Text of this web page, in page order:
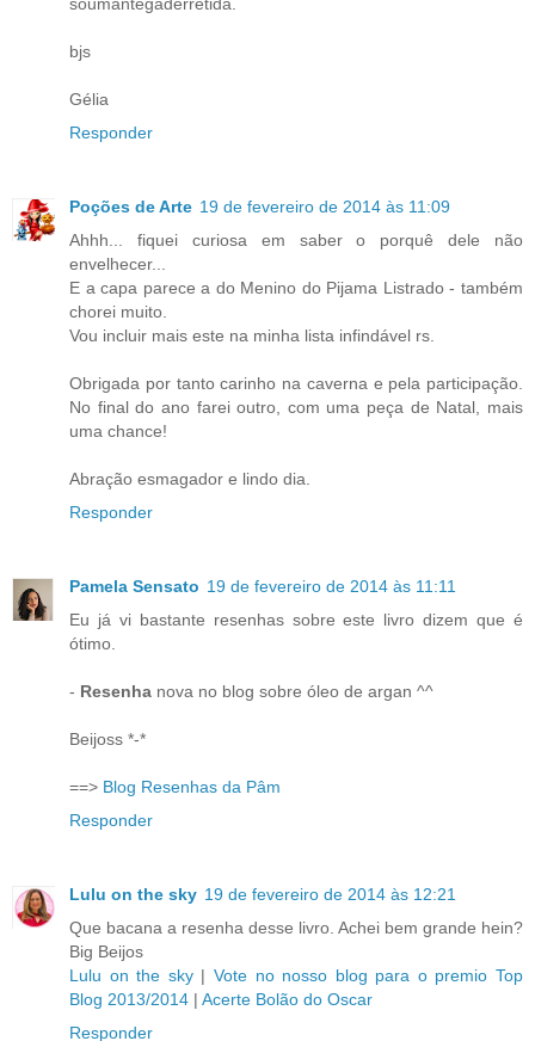
bjs
Gélia
Responder
Poções de Arte 19 de fevereiro de 2014 às 11:09
Ahhh... fiquei curiosa em saber o porquê dele não
envelhecer...
E a capa parece a do Menino do Pijama Listrado - também
chorei muito.
Vou incluir mais este na minha lista infindável rs.
Obrigada por tanto carinho na caverna e pela participação.
No final do ano farei outro, com uma peça de Natal, mais
uma chance!
Abração esmagador e lindo dia.
Responder
Pamela Sensato 19 de fevereiro de 2014 às 11:11
Eu já vi bastante resenhas sobre este livro dizem que é
ótimo.
- Resenha nova no blog sobre óleo de argan ^^
Beijoss *-*
==> Blog Resenhas da Pâm
Responder
Lulu on the sky 19 de fevereiro de 2014 às 12:21
Que bacana a resenha desse livro. Achei bem grande hein?
Big Beijos
Lulu on the sky| Vote no nosso blog para o premio Top
Blog 2013/2014 | Acerte Bolão do Oscar
Responder